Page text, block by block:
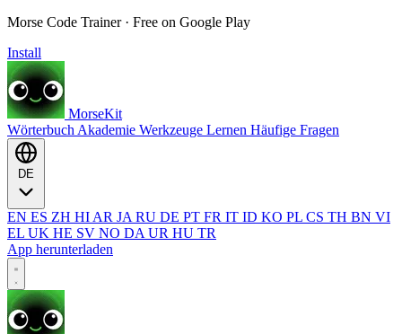
Morse Code Trainer · Free on Google Play
Install
MorseKit
Wörterbuch Akademie Werkzeuge Lernen Häufige Fragen
EN ES ZH HI AR JA RU DE PT FR IT ID KO PL CS TH BN VI
EL UK HE SV NO DA UR HU TR
App herunterladen